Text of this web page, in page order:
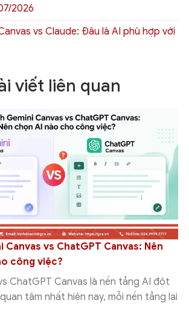
2026
vs Claude: Đâu là AI phù hợp với
viết liên quan
Canvas vs ChatGPT Canvas: Nên
công việc?
ChatGPT Canvas là nền tảng AI đột
tâm nhất hiện nay, mỗi nền tảng lại